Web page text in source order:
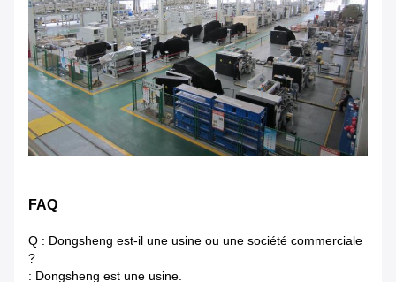
FAQ
Q : Dongsheng est-il une usine ou une société commerciale
?
: Dongsheng est une usine.